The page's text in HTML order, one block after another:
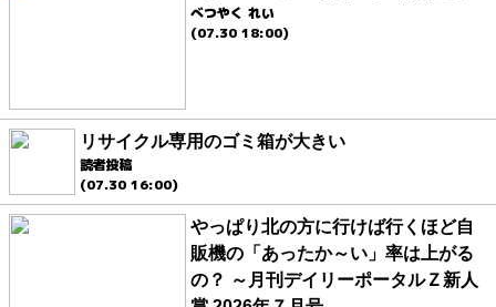
べつやく れい
(07.30 18:00)
リサイクル専用のゴミ箱が大きい
読者投稿
(07.30 16:00)
やっぱり北の方に行けば行くほど自
販機の「あったか～い」率は上がる
の？ ～月刊デイリーポータルＺ新人